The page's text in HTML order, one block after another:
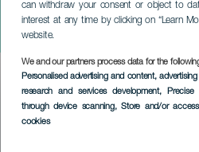
can withdraw your consent or object to
interest at any time by clicking on “Learn
website.
We and our partners process data for the
Personalised advertising and content,
research and services development, Precise
through device scanning, Store and/or
cookies
Santa Anan ja
del Carmenin
Imagen
Listado